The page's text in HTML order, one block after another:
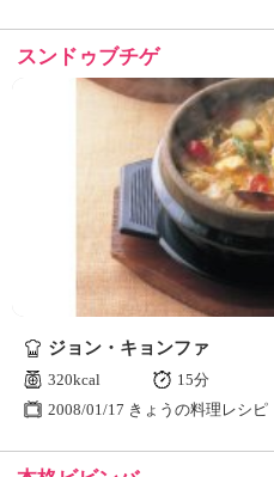
スンドゥブチゲ
ジョン・キョンファ
320kcal
15分
2008/01/17 きょうの料理レシピ